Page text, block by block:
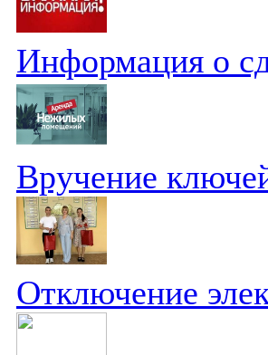
Информация о
Вручение
Отключение